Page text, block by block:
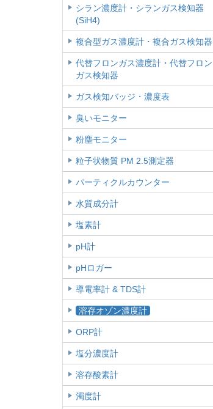
シラン濃度計・シランガス検知器
(SiH4)
複合型ガス濃度計・複合ガス検知器
代替フロンガス濃度計・代替フロン
ガス検知器
ガス検知バッジ・濃度表
臭いモニター
粉塵モニター
粒子状物質 PM 2.5測定器
パーティクルカウンター
水質成分計
塩素計
pH計
pHロガー
導電率計 & TDS計
溶存オゾン濃度計
ORP計
塩分濃度計
溶存酸素計
濁度計